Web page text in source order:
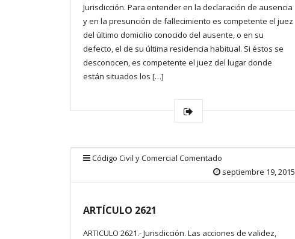
Jurisdicción. Para entender en la declaración de ausencia
y en la presunción de fallecimiento es competente el juez
del último domicilio conocido del ausente, o en su
defecto, el de su última residencia habitual. Si éstos se
desconocen, es competente el juez del lugar donde
están situados los […]
Código Civil y Comercial Comentado
septiembre 19, 2015
ARTÍCULO 2621
ARTICULO 2621.- Jurisdicción. Las acciones de validez,